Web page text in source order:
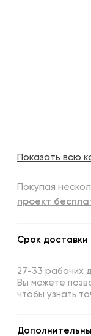
Показать всю
Покупая
проект
Срок доставки
27-33 рабочих
Вы можете
чтобы узнать